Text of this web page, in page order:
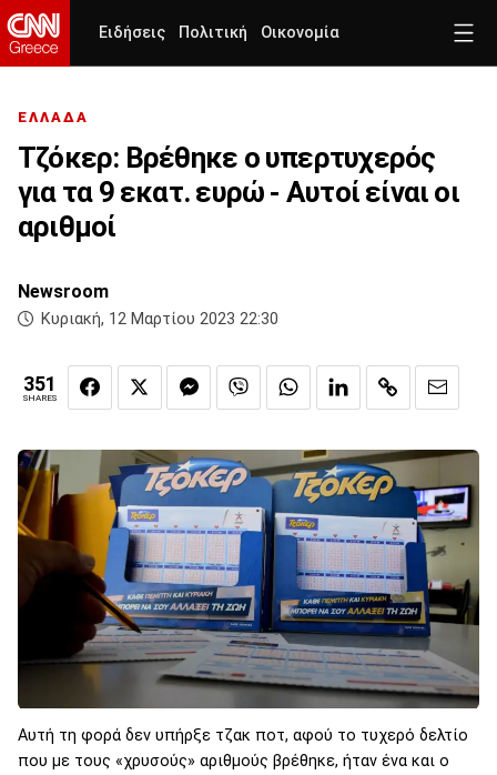
Ειδήσεις Πολιτική Οικονομία
ΕΛΛΑΔΑ
Τζόκερ: Βρέθηκε ο υπερτυχερός
για τα 9 εκατ. ευρώ - Αυτοί είναι οι
αριθμοί
Newsroom
Κυριακή, 12 Μαρτίου 2023 22:30
351
SHARES
Αυτή τη φορά δεν υπήρξε τζακ ποτ, αφού το τυχερό δελτίο
που με τους «χρυσούς» αριθμούς βρέθηκε, ήταν ένα και ο